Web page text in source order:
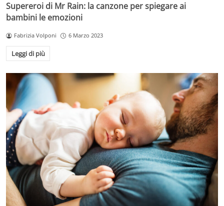
Supereroi di Mr Rain: la canzone per spiegare ai
bambini le emozioni
Fabrizia Volponi 6 Marzo 2023
Leggi di più